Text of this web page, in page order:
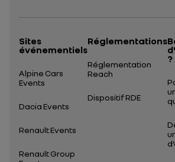
Sites
événementiels
Alpine Cars
Events
Dacia Events
Renault Events
Renault Group
Réglementations
Réglementation
Reach
Dispositif RDE
?